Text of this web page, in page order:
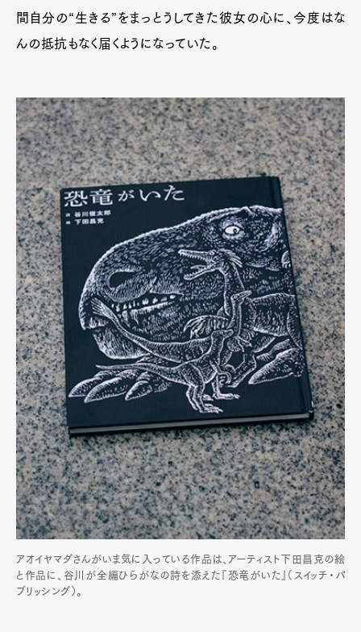
間自分の“生きる”をまっとうしてきた彼女の心に、今度はな
んの抵抗もなく届くようになっていた。
アオイヤマダさんがいま気に入っている作品は、アーティスト下田昌克の絵
と作品に、谷川が全編ひらがなの詩を添えた『恐竜がいた』（スイッチ・パ
ブリッシング）。